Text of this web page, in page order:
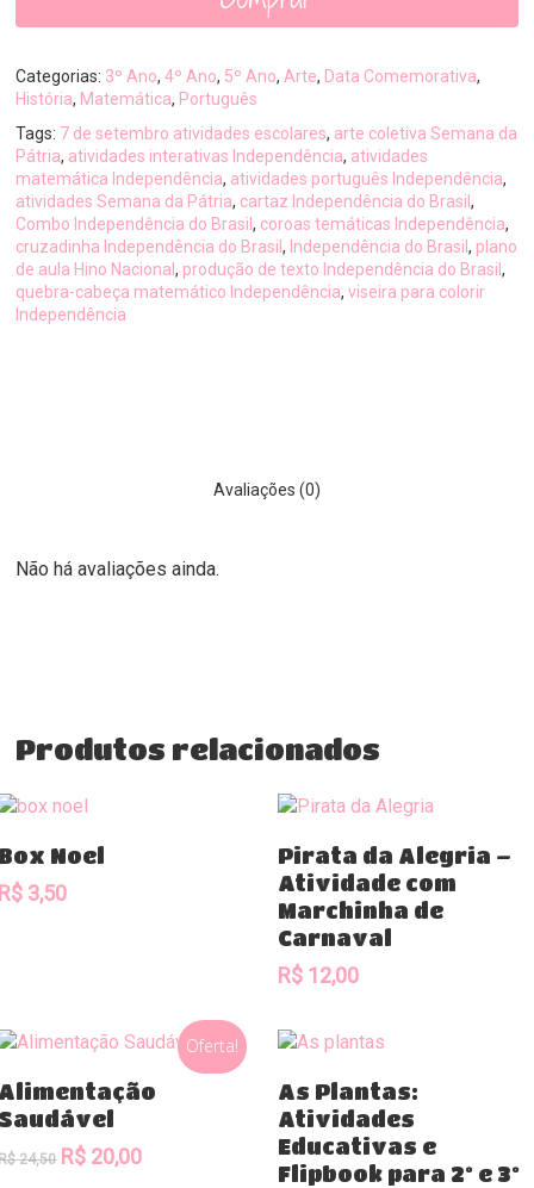
Categorias: 3º Ano,4º Ano, 5º Ano, Arte, Data Comemorativa,
História, Matemática, Português
Tags: 7 de setembro atividades escolares, arte coletiva Semana da
Pátria, atividades interativas Independência, atividades
matemática Independência, atividades português Independência,
atividades Semana da Pátria, cartaz Independência do Brasil,
Combo Independência do Brasil, coroas temáticas Independência,
cruzadinha Independência do Brasil, Independência do Brasil, plano
de aula Hino Nacional, produção de texto Independência do Brasil,
quebra-cabeça matemático Independência,viseira para colorir
Independência
Avaliações (0)
Não há avaliações ainda.
Produtos relacionados
Comprar
Noel
3,50
Comprar
Pirata da Alegria –
Atividade com
Marchinha de
Carnaval
R$ 12,00
Oferta!
Comprar
24,50 O
R$ 20,00O
Comprar
As Plantas:
Atividades
Educativas e
Flipbook para 2º e 3º